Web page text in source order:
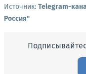
Источник: Telegram-
Россия"